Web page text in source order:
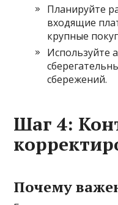
Планируйте
входящие
крупные
Используйте
сбережений.
Шаг 4:
Почему